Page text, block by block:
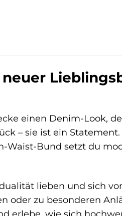
neuer
einen Denim-Look,
– sie ist ein
Bund setzt du
lieben und sich
oder zu besonderen